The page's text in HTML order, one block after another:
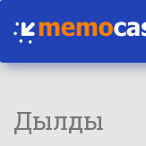
Дылды